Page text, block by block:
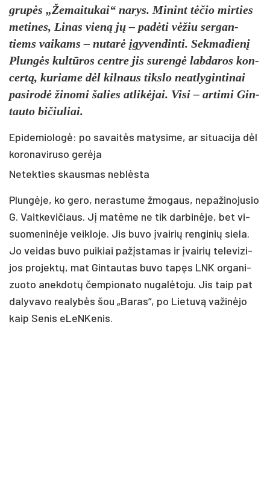
gru­pės „Že­mai­tu­kai“ na­rys. Mi­nint tė­čio mir­ties
me­ti­nes, Li­nas vie­ną jų – pa­dė­ti vė­žiu ser­gan­
tiems vai­kams – nu­ta­rė įgy­ven­din­ti. Sek­ma­die­nį
Plun­gės kul­tū­ros cent­re jis su­ren­gė lab­da­ros kon­
cer­tą, ku­ria­me dėl kil­naus tiks­lo neat­ly­gin­ti­nai
pa­si­ro­dė ži­no­mi ša­lies at­li­kė­jai. Vi­si – ar­ti­mi Gin­
tau­to bi­čiu­liai.
Epidemiologė: po savaitės matysime, ar situacija dėl
koronaviruso gerėja
Ne­tek­ties skaus­mas ne­blės­ta
Plun­gė­je, ko ge­ro, ne­ras­tu­me žmo­gaus, ne­pa­ži­no­ju­sio
G. Vait­ke­vi­čiaus. Jį ma­tė­me ne tik dar­bi­nė­je, bet vi­
suo­me­ni­nė­je veik­lo­je. Jis bu­vo įvai­rių ren­gi­nių sie­la.
Jo vei­das bu­vo pui­kiai pa­žįs­ta­mas ir įvai­rių te­le­vi­zi­
jos pro­jek­tų, mat Gin­tau­tas bu­vo ta­pęs LNK or­ga­ni­
zuo­to anek­do­tų čem­pio­na­to nu­ga­lė­to­ju. Jis taip pat
da­ly­va­vo rea­ly­bės šou „Ba­ras“, po Lie­tu­vą va­ži­nė­jo
kaip Se­nis eLeN­Ke­nis.